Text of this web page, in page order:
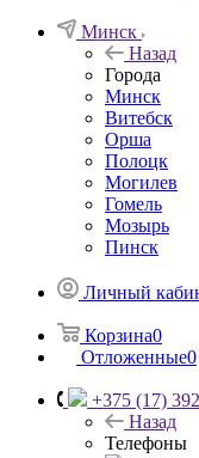
Минск
Назад
Города
Минск
Витебск
Орша
Полоцк
Могилев
Гомель
Мозырь
Пинск
Личный
Корзина0
Отложенные0
+375 (17)
Назад
Телефоны